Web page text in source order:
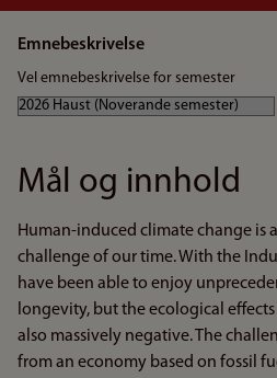
Emnebeskrivelse
Vel emnebeskrivelse for semester
Mål og innhold
Human-induced climate change is
challenge of our time. With the
have been able to enjoy
longevity, but the ecological
also massively negative. The
from an economy based on fossil